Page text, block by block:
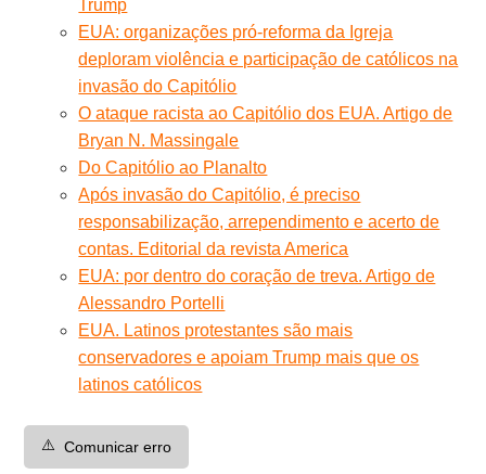
Trump
EUA: organizações pró-reforma da Igreja
deploram violência e participação de católicos na
invasão do Capitólio
O ataque racista ao Capitólio dos EUA. Artigo de
Bryan N. Massingale
Do Capitólio ao Planalto
Após invasão do Capitólio, é preciso
responsabilização, arrependimento e acerto de
contas. Editorial da revista America
EUA: por dentro do coração de treva. Artigo de
Alessandro Portelli
EUA. Latinos protestantes são mais
conservadores e apoiam Trump mais que os
latinos católicos
⚠️ Comunicar erro